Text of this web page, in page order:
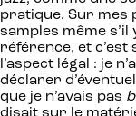
pratique. Sur mes
samples même
référence, et
l’aspect légal : je
déclarer
que je n’avais pas
disait sur le